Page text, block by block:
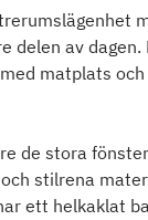
delen av
matplats
de stora
stilrena
ett helkaklat